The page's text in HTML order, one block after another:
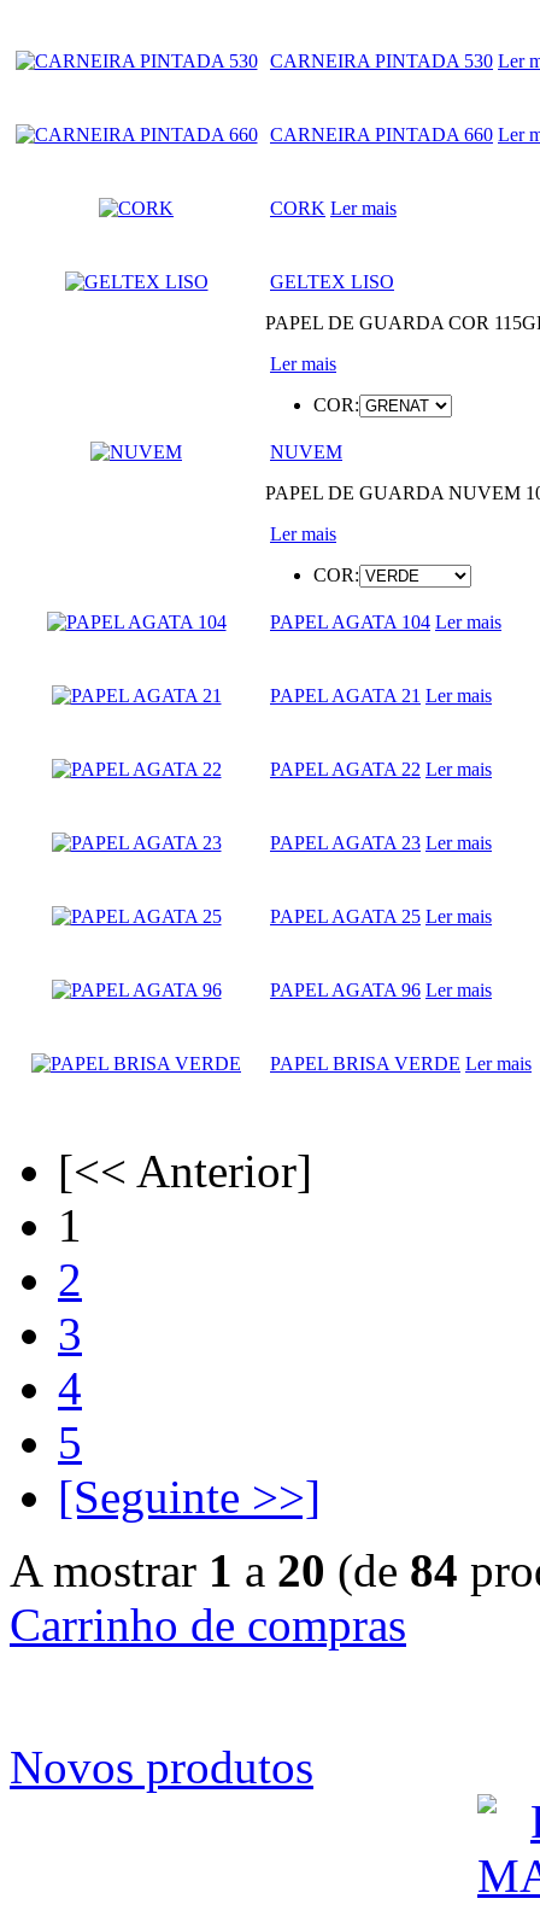
CARNEIRA PINTADA 530 Ler
CARNEIRA PINTADA 660 Ler
CORK Ler mais
GELTEX LISO
PAPEL DE GUARDA COR
Ler mais
COR:
NUVEM
PAPEL DE GUARDA NUVEM
Ler mais
COR:
PAPEL AGATA 104 Ler mais
PAPEL AGATA 21 Ler mais
PAPEL AGATA 22 Ler mais
PAPEL AGATA 23 Ler mais
PAPEL AGATA 25 Ler mais
PAPEL AGATA 96 Ler mais
PAPEL BRISA VERDE Ler mais
[<< Anterior]
1
2
3
4
5
[Seguinte >>]
A mostrar 1 a 20 (de 84
Carrinho de compras
Novos produtos